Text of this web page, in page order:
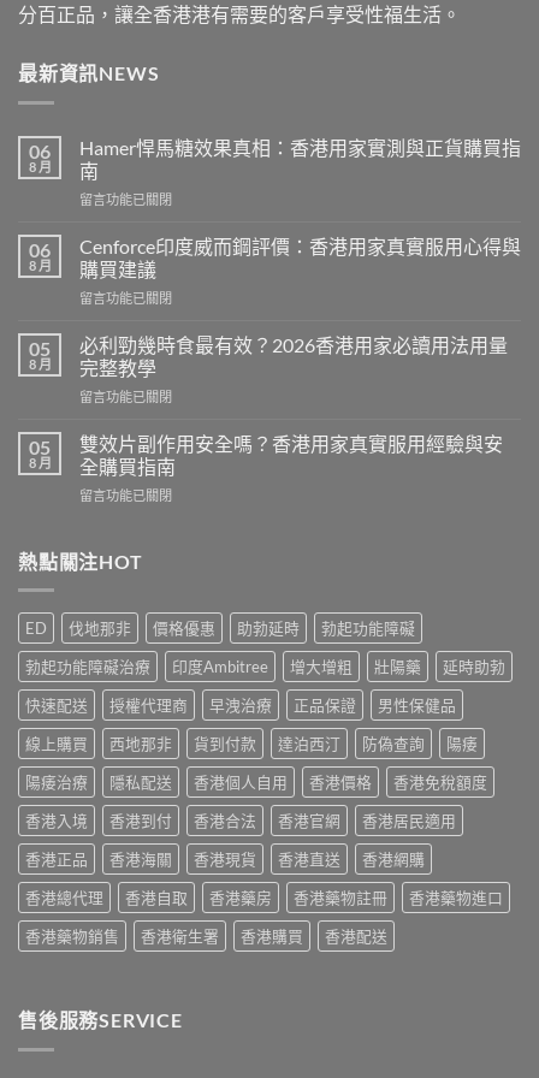
分百正品，讓全香港港有需要的客戶享受性福生活。
最新資訊NEWS
06
8 月
Hamer悍馬糖效果真相：香港用家實測與正貨購買指
南
在
悍
馬
糖
效
真
相：
香
港
家
實
與
購
南〉
中
留言功能已關閉
06
8 月
Cenforce印度威而鋼評價：香港用家真實服用心得與
購買建議
在
印
度
威
而
評
價：
香
港
真
用
心
得
與
購
買
建
議〉
中
留言功能已關閉
05
8 月
必利勁幾時食最有效？2026香港用家必讀用法用量
完整教學
在
利
勁
幾
時
有
香
港
用
家
必
讀
用
法
用
量
完
整
教
學〉
中
留言功能已關閉
05
8 月
雙效片副作用安全嗎？香港用家真實服用經驗與安
全購買指南
在
片
副
用
安
全
嗎？
香
港
用
家
真
實
服
用
經
驗
與
安
全
南〉
留言功能已關閉
熱點關注HOT
ED 伐地那非 價格優惠 助勃延時
勃起功能障礙
勃起功能障礙治療
印度Ambitree 增大增粗 壯陽藥
延時助勃
快速配送
授權代理商 早洩治療 正品保證
男性保健品
線上購買
西地那非 貨到付款 達泊西汀 防偽查詢
陽痿
陽痿治療
隱私配送 香港個人自用 香港價格
香港免稅額度
香港入境
香港到付 香港合法 香港官網
香港居民適用
香港正品
香港海關 香港現貨 香港直送
香港網購
香港總代理
香港自取 香港藥房 香港藥物註冊
香港藥物進口
香港藥物銷售
香港衛生署 香港購買 香港配送
售後服務SERVICE